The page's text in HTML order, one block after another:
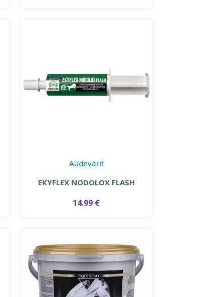
Audevard
EKYFLEX NODOLOX FLASH
14.99 €